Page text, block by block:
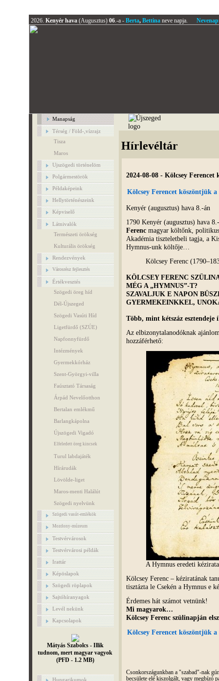
2026. Kenyér hava(Augusztus)06.-a -Berta,Bettina neve napja.
Manapság
Térség / Föld-,vízrajz
Tisza
Maros
Ujszögedi történelöm
Polgármestörök
Példaképeink
Hellytörténészeink
Képviselő
Látnivalók
Természeti örökség
Kulturális örökség
Rendezvények
Városrész fejlesztés
Értékvesztés
Szögedi öreg híd
Dél-Újszeged
Szögedi Vasúti Híd
Ligetfürdő (SZÚE)
Napfonnyfürdő
Intézmények
Gyermekkórház
Szent-Györgyi-villa
Faúsztató Társaság
Árpád Nevelőotthon
Bertalan emlékmű
Barlangkápolna
Újszögedi Vigadó
Elfeledett öreg kincsek
Turul labdajáték
Hírárudák
Lövölde-liget
Maros-menti Halálút
Szögedi nyelvünk
Szögedi vasút-emlékök
Mozdony-múzeum
Testvérvárosok
Testvérvárosi példák
Irattár
Képöslapok
Szögedi röplapok
Sajtóhíranyagok
Levél nekünk
Kapcsolapok
Mátyás Szabolcs - Illik
tudnom, mert magyar vagyok
(PFD - 1.2 MB)
Hungarikumok
Hírlevéltár
2024-08-08 - Kölcsey
Kölcsey Ferencet köszöntjük
Kenyér (augusztus) hava 8.-án
1790 Kenyér (augusztus) hava
Ferenc magyar költőnk,
Akadémia tiszteletbeli tagja, a
Hymnus-unk költője…
Kölcsey Ferenc
KÖLCSEY FERENC
MÉG A „HYMNUS”-T?
SZAVALJUK E NAPON
GYERMEKEINKKEL,
Több, mint kétszáz
Az elbizonytalanodóknak
hozzáférhető:
A Hymnus eredeti kézirata
Kölcsey Ferenc – kéziratának
tisztázta le Csekén a Hymnus e
Érdemes hát számot vetnünk!
Mi magyarok…
Kölcsey Ferenc szülinapján
Kölcsey Ferencet köszöntjük
Csonkországunkban a "szabad"-nak
becsülete elé kiszolgált, vagy megbízó